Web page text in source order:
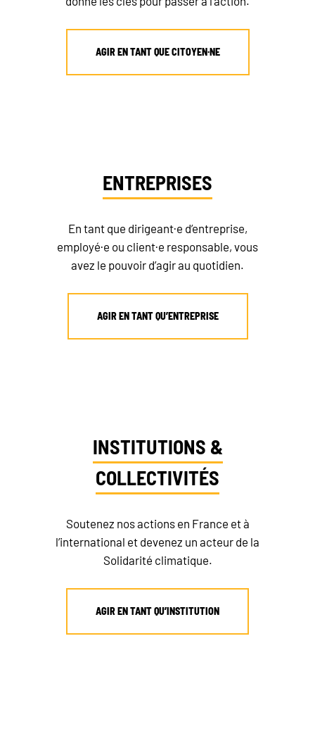
AGIR EN TANT QUE CITOYEN·NE
ENTREPRISES
En tant que dirigeant·e d’entreprise,
employé·e ou client·e responsable, vous
avez le pouvoir d’agir au quotidien.
AGIR EN TANT QU’ENTREPRISE
INSTITUTIONS &
COLLECTIVITÉS
Soutenez nos actions en France et à
l’international et devenez un acteur de la
Solidarité climatique.
AGIR EN TANT QU’INSTITUTION